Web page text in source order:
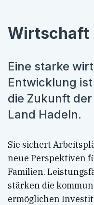
Wirtschaft
Eine starke
Entwicklung
die Zukunft
Land Hadeln.
Sie sichert
neue Perspektiven
Familien.
stärken die
ermöglichen